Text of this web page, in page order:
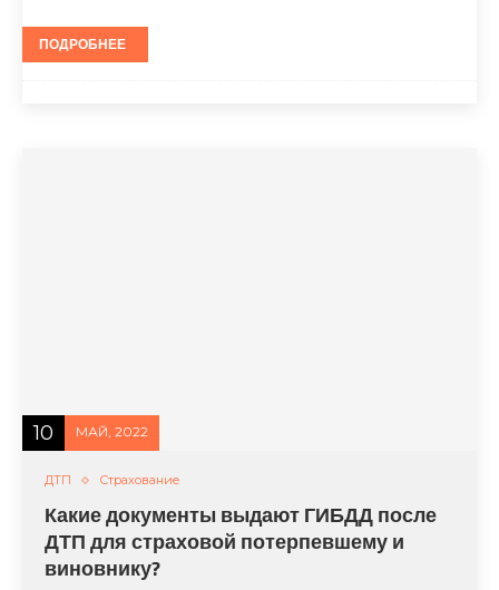
ПОДРОБНЕЕ
10 МАЙ, 2022
ДТП Страхование
Какие документы выдают ГИБДД после
ДТП для страховой потерпевшему и
виновнику?